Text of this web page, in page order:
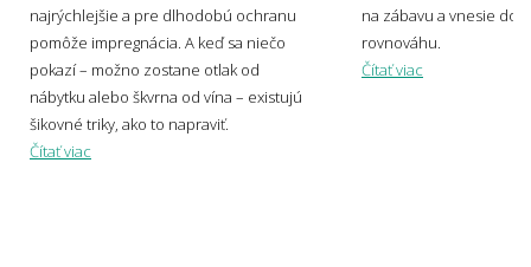
Aké sú súčasné trendy v motívoch
kobercov?
najrýchlejšie a pre dlhodobú ochranu
pomôže impregnácia. A keď sa niečo
pokazí – možno zostane otlak od
nábytku alebo škvrna od vína – existujú
šikovné triky, ako to napraviť.
Čítať viac
na zábavu a vnesie do
rovnováhu.
Čítať viac